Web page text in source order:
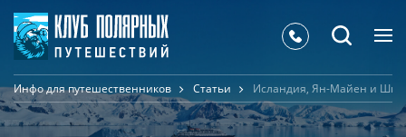
Инфо для путешественников Статьи Исландия, Ян-Майен и